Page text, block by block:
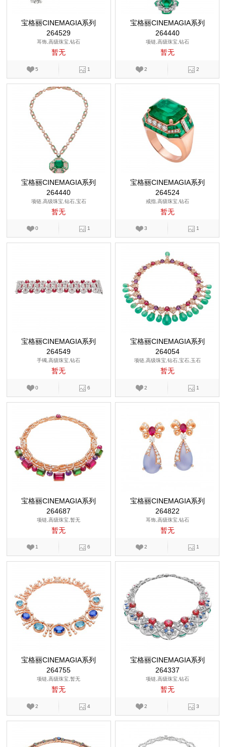
宝格丽CINEMAGIA系列
264529
耳饰,高级珠宝,钻石
暂无
5 1
宝格丽CINEMAGIA系列
264440
项链,高级珠宝,钻石
暂无
2 2
宝格丽CINEMAGIA系列
264440
项链,高级珠宝,钻石,宝石
暂无
0 1
宝格丽CINEMAGIA系列
264524
戒指,高级珠宝,钻石
暂无
3 1
宝格丽CINEMAGIA系列
264549
手镯,高级珠宝,钻石
暂无
0 6
宝格丽CINEMAGIA系列
264054
项链,高级珠宝,钻石,宝石,玉石
暂无
2 1
宝格丽CINEMAGIA系列
264687
项链,高级珠宝,暂无
暂无
1 6
宝格丽CINEMAGIA系列
264822
耳饰,高级珠宝,钻石
暂无
2 1
宝格丽CINEMAGIA系列
264755
项链,高级珠宝,暂无
暂无
2 4
宝格丽CINEMAGIA系列
264337
项链,高级珠宝,钻石
暂无
2 3